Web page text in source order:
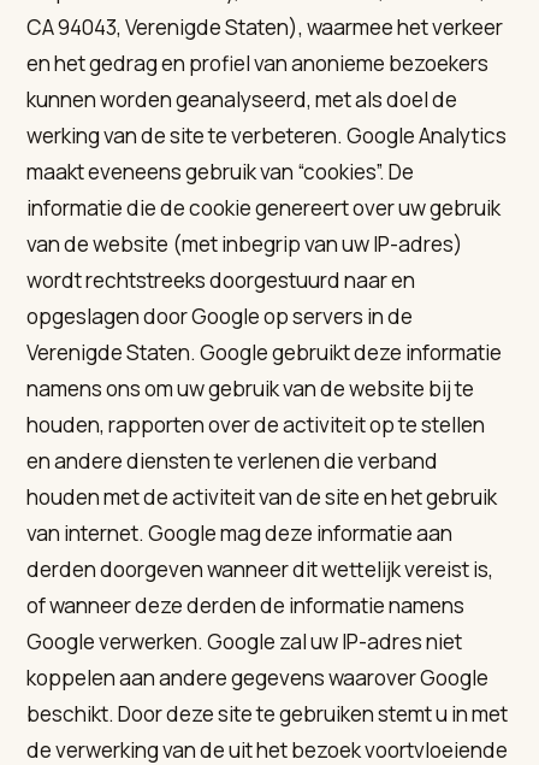
CA 94043, Verenigde Staten), waarmee het verkeer
en het gedrag en profiel van anonieme bezoekers
kunnen worden geanalyseerd, met als doel de
werking van de site te verbeteren. Google Analytics
maakt eveneens gebruik van “cookies”. De
informatie die de cookie genereert over uw gebruik
van de website (met inbegrip van uw IP-adres)
wordt rechtstreeks doorgestuurd naar en
opgeslagen door Google op servers in de
Verenigde Staten. Google gebruikt deze informatie
namens ons om uw gebruik van de website bij te
houden, rapporten over de activiteit op te stellen
en andere diensten te verlenen die verband
houden met de activiteit van de site en het gebruik
van internet. Google mag deze informatie aan
derden doorgeven wanneer dit wettelijk vereist is,
of wanneer deze derden de informatie namens
Google verwerken. Google zal uw IP-adres niet
koppelen aan andere gegevens waarover Google
beschikt. Door deze site te gebruiken stemt u in met
de verwerking van de uit het bezoek voortvloeiende